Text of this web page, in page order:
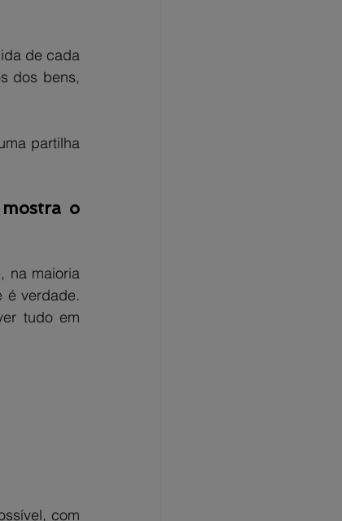
de cada
dos bens,
partilha
o
na maioria
é verdade.
tudo em
com